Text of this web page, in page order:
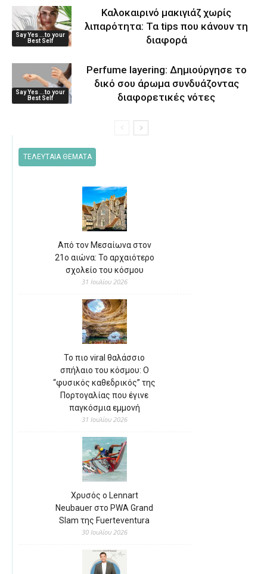
Say Yes ...to your
Best Self
Καλοκαιρινό μακιγιάζ χωρίς
λιπαρότητα: Τα tips που κάνουν τη
διαφορά
Say Yes ...to your
Best Self
Perfume layering: Δημιούργησε το
δικό σου άρωμα συνδυάζοντας
διαφορετικές νότες
ΤΕΛΕΥΤΑΙΑ ΘΕΜΑΤΑ
Από τον Μεσαίωνα στον
21ο αιώνα: Το αρχαιότερο
σχολείο του κόσμου
31 Ιουλίου 2026
Το πιο viral θαλάσσιο
σπήλαιο του κόσμου: Ο
“φυσικός καθεδρικός” της
Πορτογαλίας που έγινε
παγκόσμια εμμονή
31 Ιουλίου 2026
Χρυσός ο Lennart
Neubauer στο PWA Grand
Slam της Fuerteventura
30 Ιουλίου 2026